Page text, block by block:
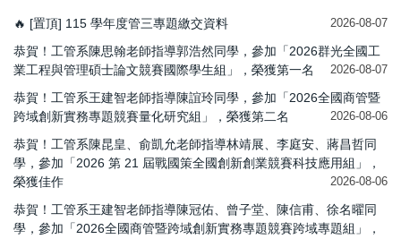
🔥 [置頂] 115 學年度管三專題繳交資料 2026-08-07
恭賀！工管系陳思翰老師指導郭浩然同學，參加「2026群光全國工
業工程與管理碩士論文競賽國際學生組」，榮獲第一名
2026-08-07
恭賀！工管系王建智老師指導陳誼玲同學，參加「2026全國商管暨
跨域創新實務專題競賽量化研究組」，榮獲第二名
2026-08-06
恭賀！工管系陳昆皇、俞凱允老師指導林靖展、李庭安、蔣昌哲同
學，參加「2026 第 21 屆戰國策全國創新創業競賽科技應用組」，
榮獲佳作
2026-08-06
恭賀！工管系王建智老師指導陳冠佑、曾子堂、陳信甫、徐名曜同
學，參加「2026全國商管暨跨域創新實務專題競賽跨域專題組」，